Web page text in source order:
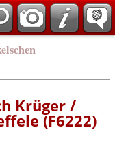
Krüger /
(F6222)